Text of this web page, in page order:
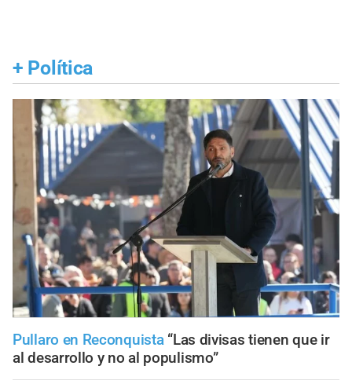
+ Política
Pullaro en Reconquista “Las divisas tienen que ir
al desarrollo y no al populismo”